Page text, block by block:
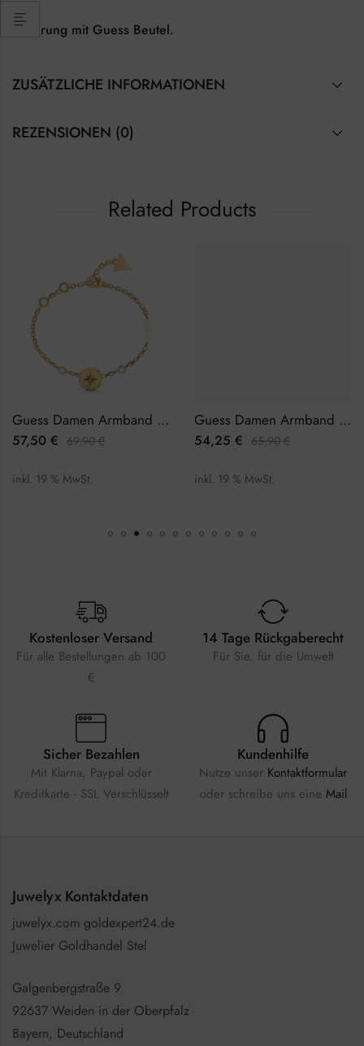
Lieferung mit Guess Beutel.
ZUSÄTZLICHE INFORMATIONEN
REZENSIONEN (0)
Related Products
Guess Damen Armband JUBB02203JWYGL
57,50 € 69,90€
inkl. 19 % MwSt.
Guess Damen Armband JUBB01327JWRHL
54,25 € 65,90€
inkl. 19 % MwSt.
Kostenloser Versand
Für alle Bestellungen ab 100
€
14 Tage Rückgaberecht
Für Sie, für die Umwelt
Sicher Bezahlen
Mit Klarna, Paypal oder
Kreditkarte - SSL Verschlüsselt
Kundenhilfe
Nutze unser Kontaktformular
oder schreibe uns eine Mail
Juwelyx Kontaktdaten
juwelyx.com goldexpert24.de
Juwelier Goldhandel Stel
Galgenbergstraße 9
92637 Weiden in der Oberpfalz
Bayern, Deutschland